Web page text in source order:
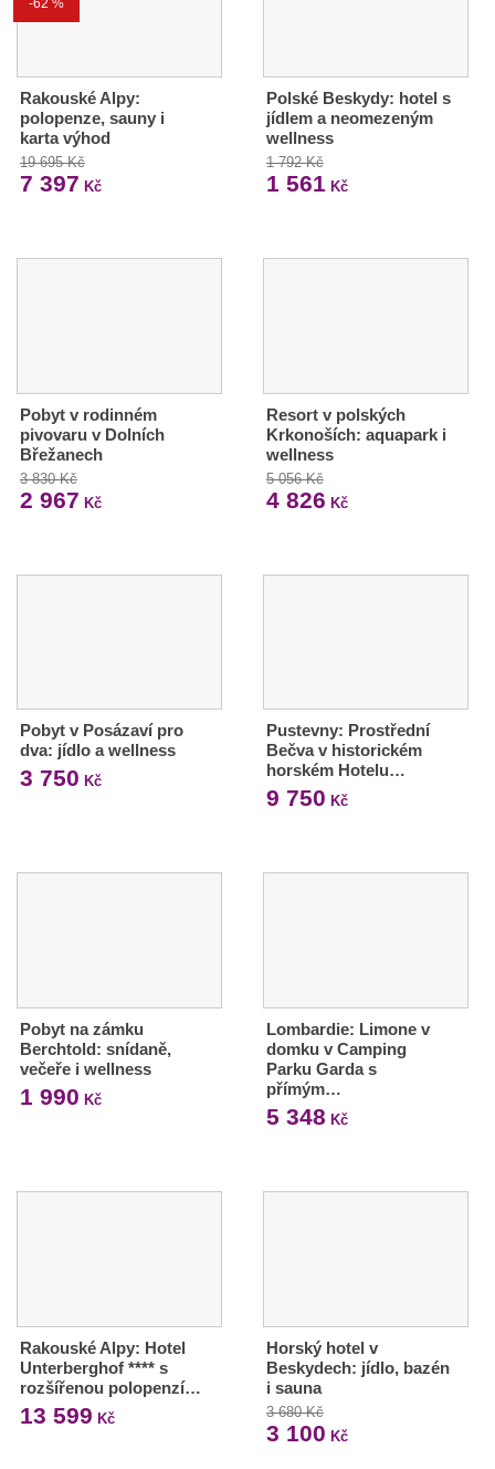
Rakouské Alpy:
polopenze, sauny i
karta výhod
19 695 Kč
7 397 Kč
Polské Beskydy: hotel s
jídlem a neomezeným
wellness
1 792 Kč
1 561 Kč
Pobyt v rodinném
pivovaru v Dolních
Břežanech
3 830 Kč
2 967 Kč
Resort v polských
Krkonoších: aquapark i
wellness
5 056 Kč
4 826 Kč
Pobyt v Posázaví pro
dva: jídlo a wellness
3 750 Kč
Pustevny: Prostřední
Bečva v historickém
horském Hotelu…
9 750 Kč
Pobyt na zámku
Berchtold: snídaně,
večeře i wellness
1 990 Kč
Lombardie: Limone v
domku v Camping
Parku Garda s
přímým…
5 348 Kč
Rakouské Alpy: Hotel
Unterberghof **** s
rozšířenou polopenzí…
13 599 Kč
Horský hotel v
Beskydech: jídlo, bazén
i sauna
3 680 Kč
3 100 Kč